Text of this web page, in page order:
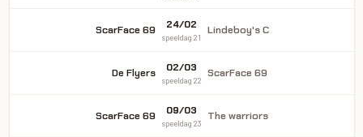
ScarFace 69 24/02
speeldag 21
Lindeboy's C
De Flyers 02/03
speeldag 22
ScarFace 69
ScarFace 69 09/03
speeldag 23
The warriors